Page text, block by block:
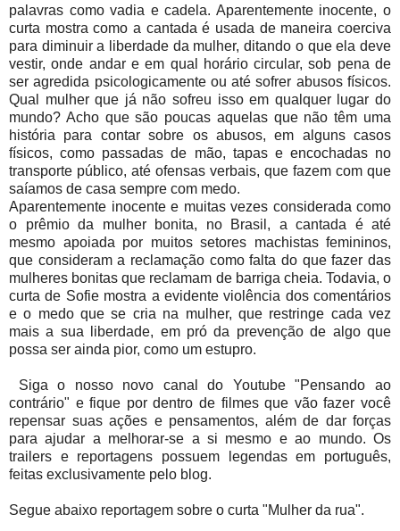
palavras como vadia e cadela. Aparentemente inocente, o
curta mostra como a cantada é usada de maneira coerciva
para diminuir a liberdade da mulher, ditando o que ela deve
vestir, onde andar e em qual horário circular, sob pena de
ser agredida psicologicamente ou até sofrer abusos físicos.
Qual mulher que já não sofreu isso em qualquer lugar do
mundo? Acho que são poucas aquelas que não têm uma
história para contar sobre os abusos, em alguns casos
físicos, como passadas de mão, tapas e encochadas no
transporte público, até ofensas verbais, que fazem com que
saíamos de casa sempre com medo.
Aparentemente inocente e muitas vezes considerada como
o prêmio da mulher bonita, no Brasil, a cantada é até
mesmo apoiada por muitos setores machistas femininos,
que consideram a reclamação como falta do que fazer das
mulheres bonitas que reclamam de barriga cheia. Todavia, o
curta de Sofie mostra a evidente violência dos comentários
e o medo que se cria na mulher, que restringe cada vez
mais a sua liberdade, em pró da prevenção de algo que
possa ser ainda pior, como um estupro.
Siga o nosso novo canal do Youtube "Pensando ao
contrário" e fique por dentro de filmes que vão fazer você
repensar suas ações e pensamentos, além de dar forças
para ajudar a melhorar-se a si mesmo e ao mundo. Os
trailers e reportagens possuem legendas em português,
feitas exclusivamente pelo blog.
Segue abaixo reportagem sobre o curta "Mulher da rua".